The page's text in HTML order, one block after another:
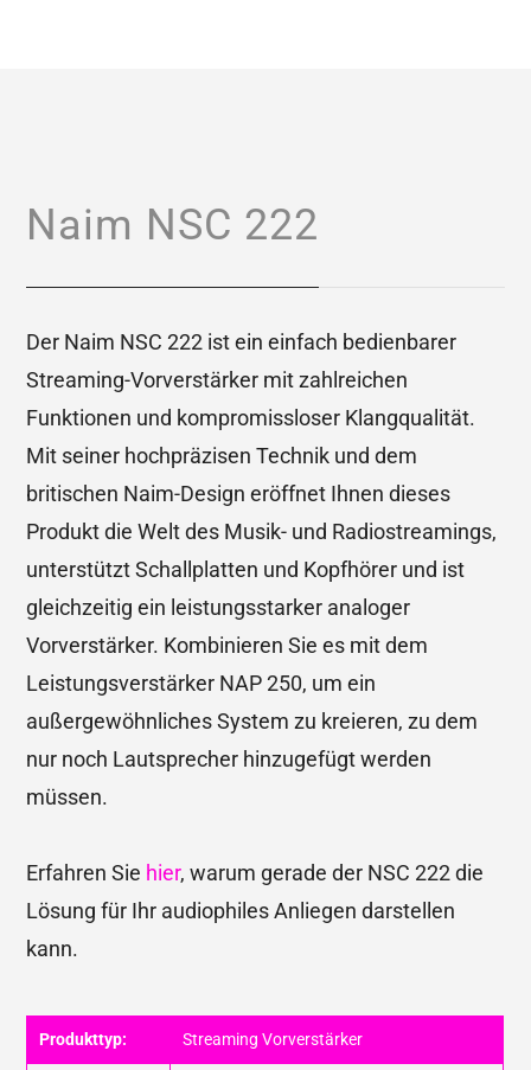
Naim NSC 222
Der Naim NSC 222 ist ein einfach bedienbarer
Streaming-Vorverstärker mit zahlreichen
Funktionen und kompromissloser Klangqualität.
Mit seiner hochpräzisen Technik und dem
britischen Naim-Design eröffnet Ihnen dieses
Produkt die Welt des Musik- und Radiostreamings,
unterstützt Schallplatten und Kopfhörer und ist
gleichzeitig ein leistungsstarker analoger
Vorverstärker. Kombinieren Sie es mit dem
Leistungsverstärker NAP 250, um ein
außergewöhnliches System zu kreieren, zu dem
nur noch Lautsprecher hinzugefügt werden
müssen.
Erfahren Sie hier, warum gerade der NSC 222 die
Lösung für Ihr audiophiles Anliegen darstellen
kann.
Produkttyp: Streaming Vorverstärker